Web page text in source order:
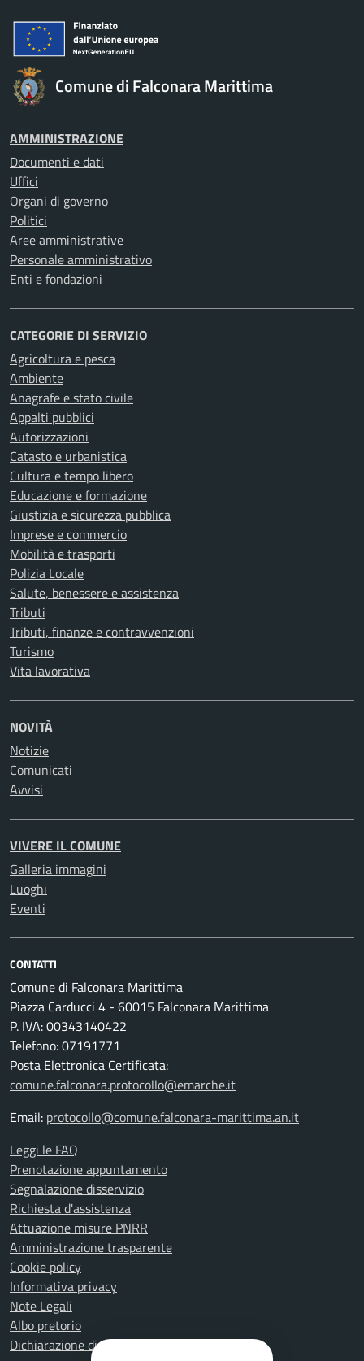
Comune di Falconara Marittima
AMMINISTRAZIONE
Documenti e dati
Uffici
Organi di governo
Politici
Aree amministrative
Personale amministrativo
Enti e fondazioni
CATEGORIE DI SERVIZIO
Agricoltura e pesca
Ambiente
Anagrafe e stato civile
Appalti pubblici
Autorizzazioni
Catasto e urbanistica
Cultura e tempo libero
Educazione e formazione
Giustizia e sicurezza pubblica
Imprese e commercio
Mobilità e trasporti
Polizia Locale
Salute, benessere e assistenza
Tributi
Tributi, finanze e contravvenzioni
Turismo
Vita lavorativa
NOVITÀ
Notizie
Comunicati
Avvisi
VIVERE IL COMUNE
Galleria immagini
Luoghi
Eventi
CONTATTI
Comune di Falconara Marittima
Piazza Carducci 4 - 60015 Falconara Marittima
P. IVA: 00343140422
Telefono: 07191771
Posta Elettronica Certificata:
comune.falconara.protocollo@emarche.it
Email: protocollo@comune.falconara-marittima.an.it
Leggi le FAQ
Prenotazione appuntamento
Segnalazione disservizio
Richiesta d'assistenza
Attuazione misure PNRR
Amministrazione trasparente
Cookie policy
Informativa privacy
Note Legali
Albo pretorio
Dichiarazione di accessibilità